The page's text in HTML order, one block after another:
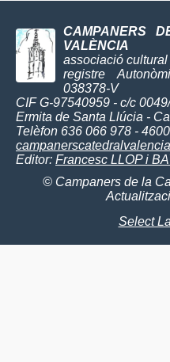
CAMPANERS
VALÈNCIA
associació
registre
038378-V
CIF G-97540959 - c/c
Ermita de Santa Llúcia -
Telèfon 636 066 978 -
Editor: Francesc LLOP i
© Campaners de la
Select